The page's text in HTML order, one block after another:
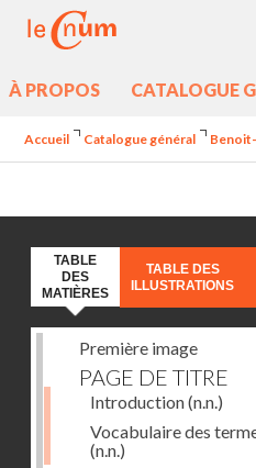
À PROPOS CATALOGUE
Accueil Catalogue général
TABLE
DES
MATIÈRES
TABLE DES
ILLUSTRATIONS
Première image
PAGE DE TITRE
Introduction(n.n.)
Vocabulaire des
(n.n.)